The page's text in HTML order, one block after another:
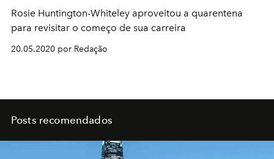
Rosie Huntington-Whiteley aproveitou a quarentena
para revisitar o começo de sua carreira
20.05.2020 por Redação
Posts recomendados